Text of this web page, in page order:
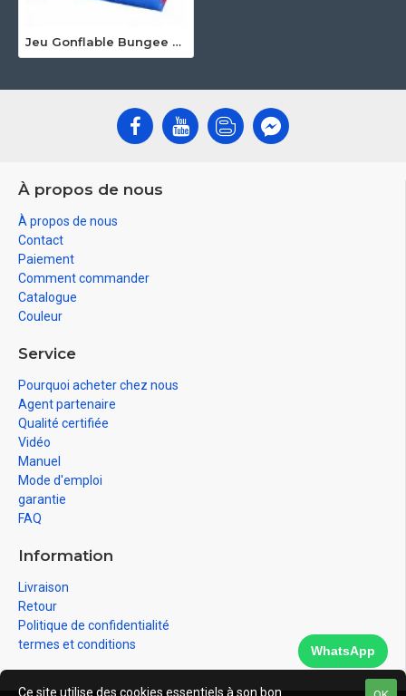
Jeu Gonflable Bungee Joust
À propos de nous
À propos de nous
Contact
Paiement
Comment commander
Catalogue
Couleur
Service
Pourquoi acheter chez nous
Agent partenaire
Qualité certifiée
Vidéo
Manuel
Mode d'emploi
garantie
FAQ
Information
Livraison
Retour
Politique de confidentialité
termes et conditions
Ce site utilise des cookies essentiels à son bon
WhatsApp